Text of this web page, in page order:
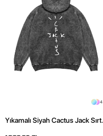
4
Yıkamalı Siyah Cactus Jack Sırt